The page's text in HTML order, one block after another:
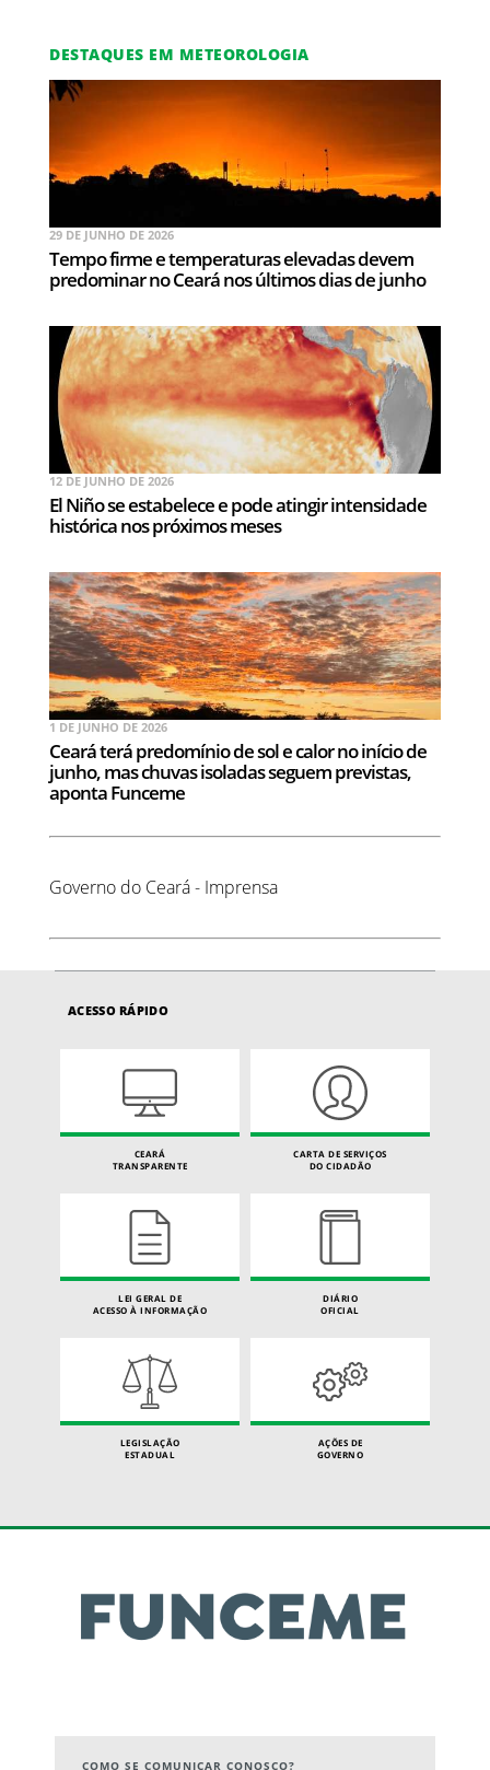
DESTAQUES EM METEOROLOGIA
29 DE JUNHO DE 2026
Tempo firme e temperaturas elevadas devem
predominar no Ceará nos últimos dias de junho
12 DE JUNHO DE 2026
El Niño se estabelece e pode atingir intensidade
histórica nos próximos meses
1 DE JUNHO DE 2026
Ceará terá predomínio de sol e calor no início de
junho, mas chuvas isoladas seguem previstas,
aponta Funceme
Governo do Ceará - Imprensa
ACESSO RÁPIDO
CEARÁ
TRANSPARENTE
CARTA DE SERVIÇOS
DO CIDADÃO
LEI GERAL DE
ACESSO À INFORMAÇÃO
DIÁRIO
OFICIAL
LEGISLAÇÃO
ESTADUAL
AÇÕES DE
GOVERNO
COMO SE COMUNICAR CONOSCO?